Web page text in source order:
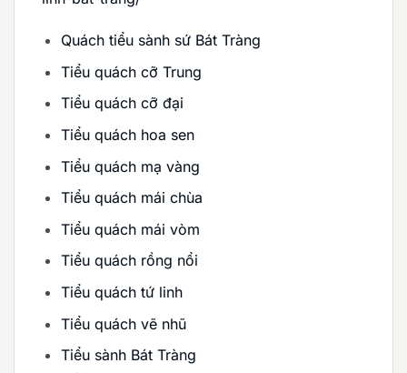
Quách tiểu sành sứ Bát Tràng
Tiểu quách cỡ Trung
Tiểu quách cỡ đại
Tiểu quách hoa sen
Tiểu quách mạ vàng
Tiểu quách mái chùa
Tiểu quách mái vòm
Tiểu quách rồng nổi
Tiểu quách tứ linh
Tiểu quách vẽ nhũ
Tiểu sành Bát Tràng